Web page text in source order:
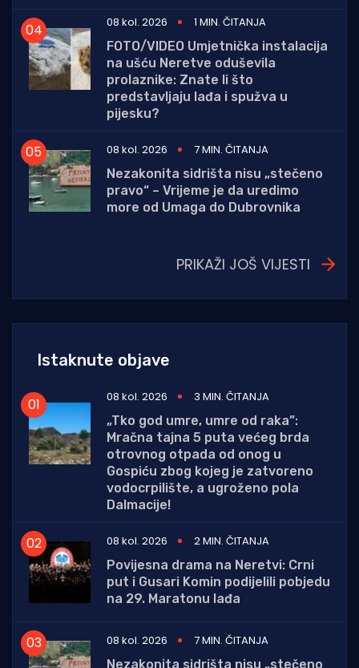
08 kol. 2026
1 MIN. ČITANJA
FOTO/VIDEO Umjetnička instalacija
na ušću Neretve oduševila
prolaznike: Znate li što
predstavljaju lađa i spužva u
pijesku?
08 kol. 2026
7 MIN. ČITANJA
Nezakonita sidrišta nisu „stečeno
pravo“ – Vrijeme je da uredimo
more od Umaga do Dubrovnika
PRIKAŽI JOŠ VIJESTI
Istaknute objave
08 kol. 2026
3 MIN. ČITANJA
„Tko god umre, umre od raka”:
Mračna tajna 5 puta većeg brda
otrovnog otpada od onog u
Gospiću zbog kojeg je zatvoreno
vodocrpilište, a ugroženo pola
Dalmacije!
08 kol. 2026
2 MIN. ČITANJA
Povijesna drama na Neretvi: Crni
put i Gusari Komin podijelili pobjedu
na 29. Maratonu lađa
08 kol. 2026
7 MIN. ČITANJA
Nezakonita sidrišta nisu „stečeno